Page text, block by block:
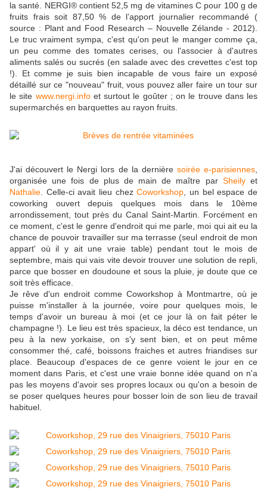
la santé. NERGI® contient 52,5 mg de vitamines C pour 100 g de
fruits frais soit 87,50 % de l’apport journalier recommandé (
source : Plant and Food Research – Nouvelle Zélande - 2012).
Le truc vraiment sympa, c'est qu'on peut le manger comme ça,
un peu comme des tomates cerises, ou l'associer à d'autres
aliments salés ou sucrés (en salade avec des crevettes c'est top
!). Et comme je suis bien incapable de vous faire un exposé
détaillé sur ce "nouveau" fruit, vous pouvez aller faire un tour sur
le site www.nergi.infoet surtout le goûter ; on le trouve dans les
supermarchés en barquettes au rayon fruits.
J'ai découvert le Nergi lors de la dernière soirée e-parisiennes
organisée une fois de plus de main de maître par Sheilyet
Nathalie . Celle-ci avait lieu chezCoworkshop , un bel espace de
coworking ouvert depuis quelques mois dans le 10ème
arrondissement, tout près du Canal Saint-Martin. Forcément en
ce moment, c'est le genre d'endroit qui me parle, moi qui ait eu la
chance de pouvoir travailler sur ma terrasse (seul endroit de mon
appart' où il y ait une vraie table) pendant tout le mois de
septembre, mais qui vais vite devoir trouver une solution de repli,
parce que bosser en doudoune et sous la pluie, je doute que ce
soit très efficace.
Je rêve d'un endroit comme Coworkshop à Montmartre, où je
puisse m'installer à la journée, voire pour quelques mois, le
temps d'avoir un bureau à moi (et ce jour là on fait péter le
champagne !). Le lieu est très spacieux, la déco est tendance, un
peu à la new yorkaise, on s'y sent bien, et on peut même
consommer thé, café, boissons fraiches et autres friandises sur
place. Beaucoup d'espaces de ce genre voient le jour en ce
moment dans Paris, et c'est une vraie bonne idée quand on n'a
pas les moyens d'avoir ses propres locaux ou qu'on a besoin de
se poser quelques heures pour bosser loin de son lieu de travail
habituel.